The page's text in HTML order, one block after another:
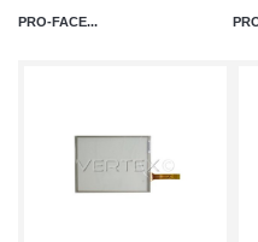
PRO-FACE...